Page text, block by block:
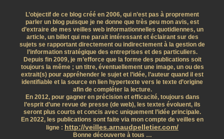
L’objectif de ce blog créé en 2006, qui n’est pas à proprement
parler un blog puisque je ne donne que très peu mon avis, est
d’extraire de mes veilles web informationnelles quotidiennes, un
article, un billet qui me parait intéressant et éclairant sur des
sujets se rapportant directement ou indirectement à la gestion de
l’information stratégique des entreprises et des particuliers.
Depuis fin 2009, je m’efforce que la forme des publications soit
toujours la même ; un titre, éventuellement une image, un ou des
extrait(s) pour appréhender le sujet et l’idée, l’auteur quand il est
identifiable et la source en lien hypertexte vers le texte d’origine
afin de compléter la lecture.
En 2012, pour gagner en précision et efficacité, toujours dans
l’esprit d’une revue de presse (de web), les textes évoluent, ils
seront plus courts et concis avec uniquement l’idée principale.
En 2022, les publications sont faite via mon compte de veilles en
ligne : http://veilles.arnaudpelletier.com/
Bonne découverte à tous …